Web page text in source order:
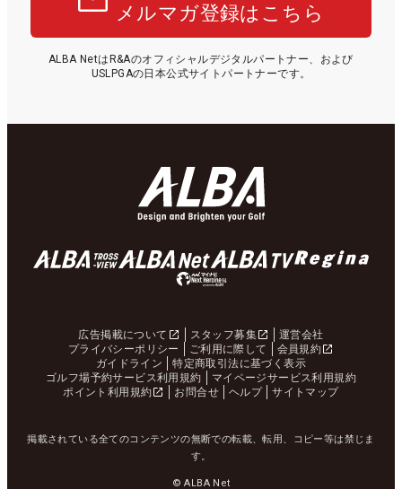
メルマガ登録はこちら
ALBA NetはR&Aのオフィシャルデジタルパートナー、および
USLPGAの日本公式サイトパートナーです。
広告掲載について スタッフ募集
運営会社
プライバシーポリシー
ご利用に際して
会員規約
ガイドライン
特定商取引法に基づく表示
ゴルフ場予約サービス利用規約
マイページサービス利用規約
ポイント利用規約
お問合せ ヘルプ サイトマップ
掲載されている全てのコンテンツの無断での転載、転用、コピー等は禁じま
す。
© ALBA Net